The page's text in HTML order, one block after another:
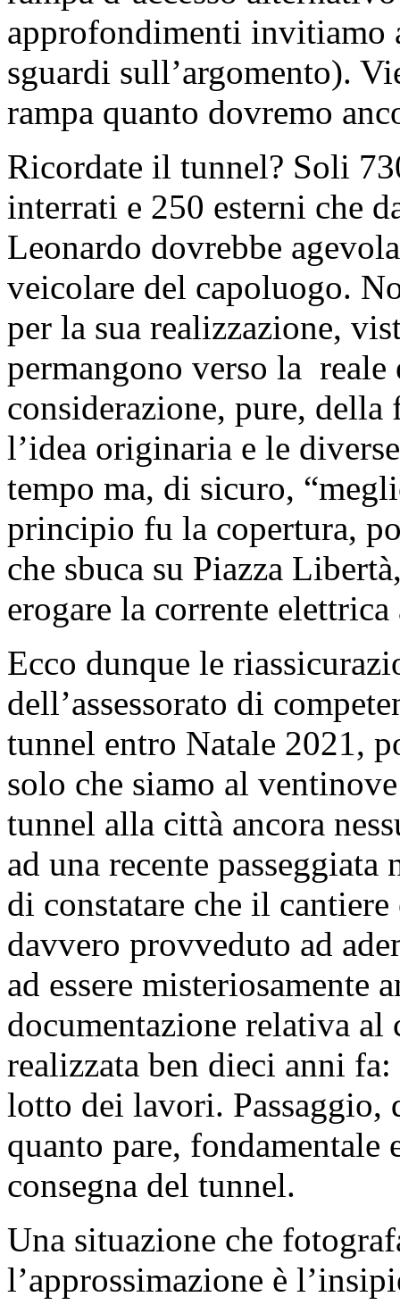
approfondimenti invitiamo
sguardi sull’argomento).
rampa quanto dovremo
Ricordate il tunnel? Soli
interrati e 250 esterni che
Leonardo dovrebbe
veicolare del capoluogo.
per la sua realizzazione,
permangono verso la
considerazione, pure,
l’idea originaria e le
tempo ma, di sicuro,
principio fu la copertura,
che sbuca su Piazza
erogare la corrente
Ecco dunque le
dell’assessorato di
tunnel entro Natale 2021,
solo che siamo al
tunnel alla città ancora
ad una recente
di constatare che il
davvero provveduto ad
ad essere misteriosamente
documentazione relativa
realizzata ben dieci anni
lotto dei lavori. Passaggio,
quanto pare,
consegna del tunnel.
Una situazione che
l’approssimazione è